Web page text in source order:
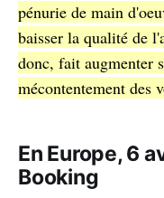
pénurie de main
baisser la qualité de
donc, fait augmenter
mécontentement des
En Europe, 6
Booking